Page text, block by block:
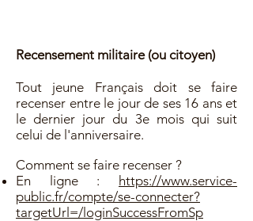
Recensement militaire (ou citoyen)
Tout jeune Français doit se faire
recenser entre le jour de ses 16 ans et
le dernier jour du 3e mois qui suit
celui de l'anniversaire.
Comment se faire recenser ?
En ligne : https://www.service-
public.fr/compte/se-connecter?
targetUrl=/loginSuccessFromSp